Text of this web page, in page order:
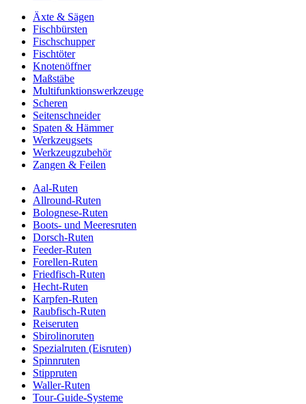
Äxte & Sägen
Fischbürsten
Fischschupper
Fischtöter
Knotenöffner
Maßstäbe
Multifunktionswerkzeuge
Scheren
Seitenschneider
Spaten & Hämmer
Werkzeugsets
Werkzeugzubehör
Zangen & Feilen
Aal-Ruten
Allround-Ruten
Bolognese-Ruten
Boots- und Meeresruten
Dorsch-Ruten
Feeder-Ruten
Forellen-Ruten
Friedfisch-Ruten
Hecht-Ruten
Karpfen-Ruten
Raubfisch-Ruten
Reiseruten
Sbirolinoruten
Spezialruten (Eisruten)
Spinnruten
Stippruten
Waller-Ruten
Tour-Guide-Systeme